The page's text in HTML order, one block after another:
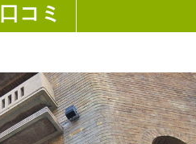
口コミ